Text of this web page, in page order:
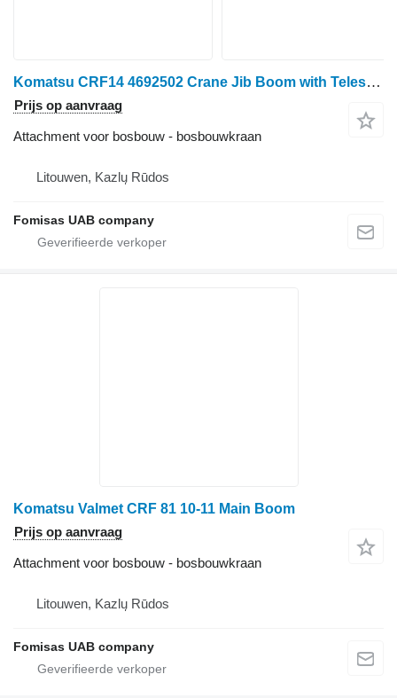
Komatsu CRF14 4692502 Crane Jib Boom with Telescope
Prijs op aanvraag
Attachment voor bosbouw - bosbouwkraan
Litouwen, Kazlų Rūdos
Fomisas UAB company
Komatsu Valmet CRF 81 10-11 Main Boom
Prijs op aanvraag
Attachment voor bosbouw - bosbouwkraan
Litouwen, Kazlų Rūdos
Fomisas UAB company